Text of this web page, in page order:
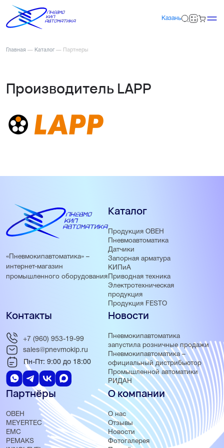
Казань
Главная — Каталог — Партнеры
Производитель LAPP
«Пневмокипавтоматика» –
интернет-магазин
промышленного оборудования
Каталог
Продукция ОВЕН
Пневмоавтоматика
Датчики
Запорная арматура
КИПиА
Приводная техника
Электротехническая
продукция
Продукция FESTO
Новости
Пневмокипавтоматика
запустила розничные продажи
Пневмокипавтоматика –
официальный дистрибьютор
Промышленной автоматики
РИДАН
Партнёры
ОВЕН
MEYERTEC
EMC
PEMAKS
О компании
О нас
Отзывы
Новости
Фотогалерея
Контакты
+7 (960) 953-19-99
sales@pnevmokip.ru
Пн-Пт: 9:00 до 18:00